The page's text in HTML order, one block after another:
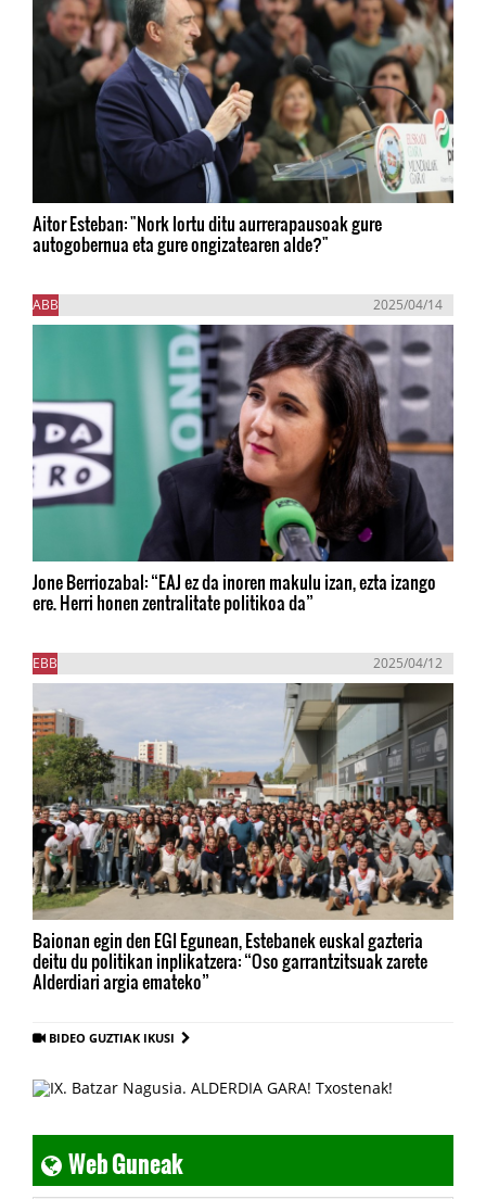
Aitor Esteban: "Nork lortu ditu aurrerapausoak gure
autogobernua eta gure ongizatearen alde?"
ABB 2025/04/14
Jone Berriozabal: “EAJ ez da inoren makulu izan, ezta izango
ere. Herri honen zentralitate politikoa da”
EBB 2025/04/12
Baionan egin den EGI Egunean, Estebanek euskal gazteria
deitu du politikan inplikatzera: “Oso garrantzitsuak zarete
Alderdiari argia emateko”
BIDEO GUZTIAK IKUSI
Web Guneak